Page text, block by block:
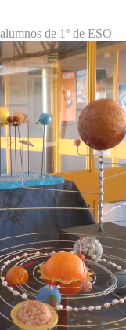
de 1º de ESO